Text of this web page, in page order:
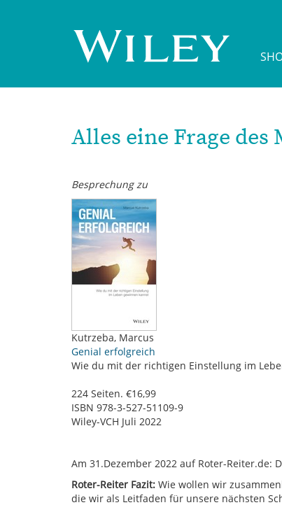
Alles eine Frage des
Besprechung zu
Kutrzeba, Marcus
Genial erfolgreich
Wie du mit der richtigen Einstellung im
224 Seiten. €16,99
ISBN 978-3-527-51109-9
Wiley-VCH Juli 2022
Am 31.Dezember 2022 auf Roter-Reiter.de:
Roter-Reiter Fazit: Wie wollen wir
die wir als Leitfaden für unsere nächsten